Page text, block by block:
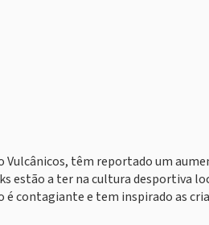
Vulcânicos, têm reportado um
estão a ter na cultura desportiva
contagiante e tem inspirado as